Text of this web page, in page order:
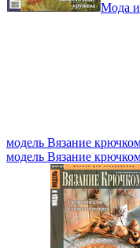
Мода
модель Вязание
модель Вязание